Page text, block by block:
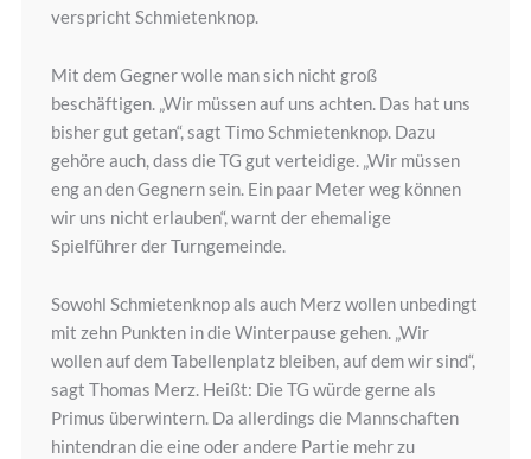
verspricht Schmietenknop.
Mit dem Gegner wolle man sich nicht groß
beschäftigen. „Wir müssen auf uns achten. Das hat uns
bisher gut getan“, sagt Timo Schmietenknop. Dazu
gehöre auch, dass die TG gut verteidige. „Wir müssen
eng an den Gegnern sein. Ein paar Meter weg können
wir uns nicht erlauben“, warnt der ehemalige
Spielführer der Turngemeinde.
Sowohl Schmietenknop als auch Merz wollen unbedingt
mit zehn Punkten in die Winterpause gehen. „Wir
wollen auf dem Tabellenplatz bleiben, auf dem wir sind“,
sagt Thomas Merz. Heißt: Die TG würde gerne als
Primus überwintern. Da allerdings die Mannschaften
hintendran die eine oder andere Partie mehr zu